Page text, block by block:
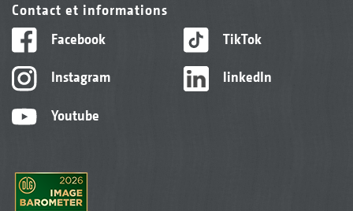
Contact et informations
Facebook
Instagram
Youtube
TikTok
linkedIn